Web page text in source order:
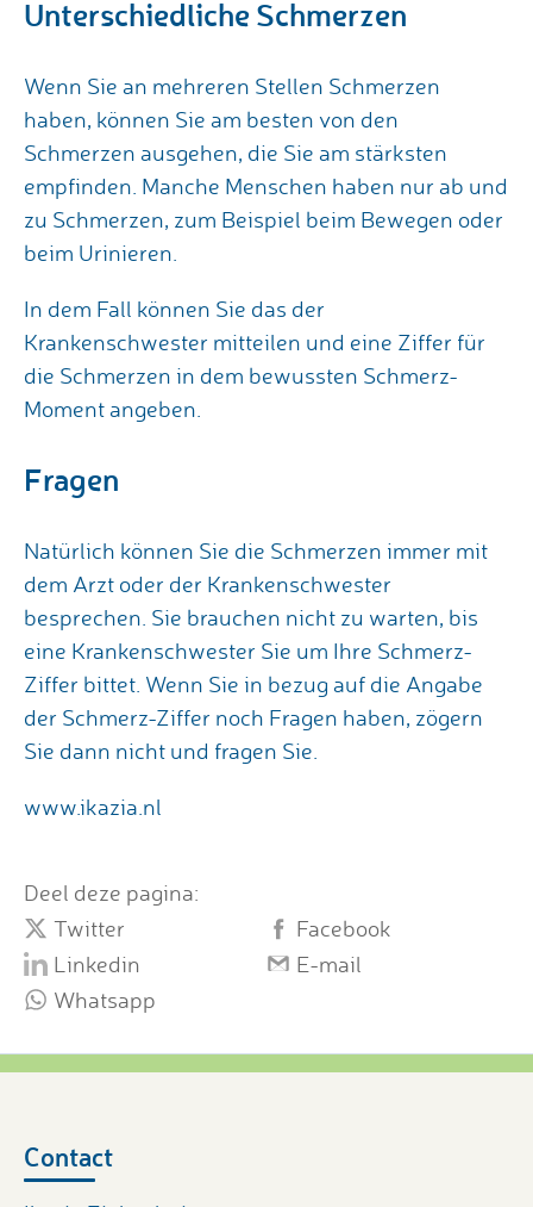
Unterschiedliche Schmerzen
Wenn Sie an mehreren Stellen Schmerzen
haben, können Sie am besten von den
Schmerzen ausgehen, die Sie am stärksten
empfinden. Manche Menschen haben nur ab und
zu Schmerzen, zum Beispiel beim Bewegen oder
beim Urinieren.
In dem Fall können Sie das der
Krankenschwester mitteilen und eine Ziffer für
die Schmerzen in dem bewussten Schmerz-
Moment angeben.
Fragen
Natürlich können Sie die Schmerzen immer mit
dem Arzt oder der Kranken­schwester
besprechen. Sie brauchen nicht zu warten, bis
eine Krankenschwester Sie um Ihre Schmerz-
Ziffer bittet. Wenn Sie in bezug auf die Angabe
der Schmerz-Ziffer noch Fragen haben, zögern
Sie dann nicht und fragen Sie.
www.ikazia.nl
Deel deze pagina:
Twitter
Facebook
Linkedin
E-mail
Whatsapp
Contact